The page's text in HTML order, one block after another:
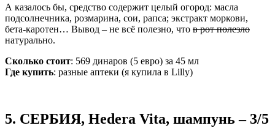
А казалось бы, средство содержит целый огород: масла
подсолнечника, розмарина, сои, рапса; экстракт моркови,
бета-каротен… Вывод – не всё полезно, что в рот полезло
натурально.
Сколько стоит: 569 динаров (5 евро) за 45 мл
Где купить: разные аптеки (я купила в Lilly)
5. СЕРБИЯ, Hedera Vita, шампунь – 3/5